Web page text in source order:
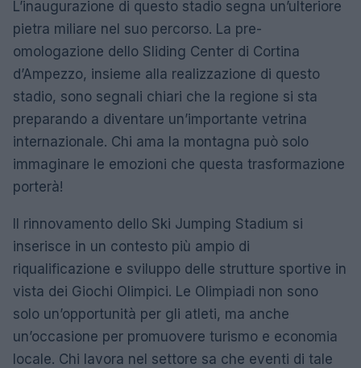
L’inaugurazione di questo stadio segna un’ulteriore
pietra miliare nel suo percorso. La pre-
omologazione dello Sliding Center di Cortina
d’Ampezzo, insieme alla realizzazione di questo
stadio, sono segnali chiari che la regione si sta
preparando a diventare un’importante vetrina
internazionale. Chi ama la montagna può solo
immaginare le emozioni che questa trasformazione
porterà!
Il rinnovamento dello Ski Jumping Stadium si
inserisce in un contesto più ampio di
riqualificazione e sviluppo delle strutture sportive in
vista dei Giochi Olimpici. Le Olimpiadi non sono
solo un’opportunità per gli atleti, ma anche
un’occasione per promuovere turismo e economia
locale. Chi lavora nel settore sa che eventi di tale